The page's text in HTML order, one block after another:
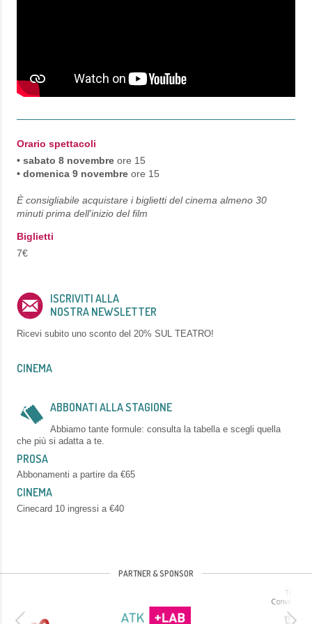
Orario spettacoli
• sabato 8 novembre ore 15
• domenica 9 novembre ore 15
È consigliabile acquistare i biglietti del cinema almeno 30
minuti prima dell'inizio del film
Biglietti
7€
ISCRIVITI ALLA
NOSTRA NEWSLETTER
Ricevi subito uno sconto del 20% SUL TEATRO!
CINEMA
ABBONATI ALLA STAGIONE
Abbiamo tante formule: consulta la tabella e scegli quella
che più si adatta a te.
PROSA
Abbonamenti a partire da €65
CINEMA
Cinecard 10 ingressi a €40
PARTNER & SPONSOR